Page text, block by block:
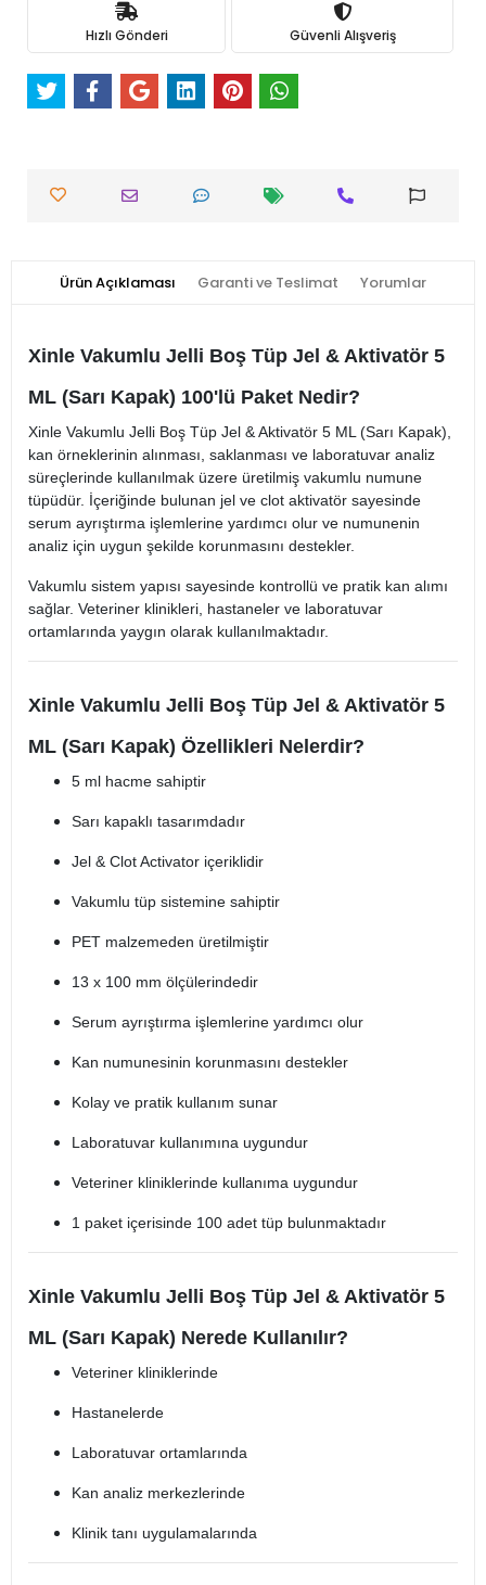
Hızlı Gönderi Güvenli Alışveriş
Ürün Açıklaması Garanti ve Teslimat Yorumlar
Xinle Vakumlu Jelli Boş Tüp Jel & Aktivatör 5
ML (Sarı Kapak) 100'lü Paket Nedir?
Xinle Vakumlu Jelli Boş Tüp Jel & Aktivatör 5 ML (Sarı Kapak),
kan örneklerinin alınması, saklanması ve laboratuvar analiz
süreçlerinde kullanılmak üzere üretilmiş vakumlu numune
tüpüdür. İçeriğinde bulunan jel ve clot aktivatör sayesinde
serum ayrıştırma işlemlerine yardımcı olur ve numunenin
analiz için uygun şekilde korunmasını destekler.
Vakumlu sistem yapısı sayesinde kontrollü ve pratik kan alımı
sağlar. Veteriner klinikleri, hastaneler ve laboratuvar
ortamlarında yaygın olarak kullanılmaktadır.
Xinle Vakumlu Jelli Boş Tüp Jel & Aktivatör 5
ML (Sarı Kapak) Özellikleri Nelerdir?
5 ml hacme sahiptir
Sarı kapaklı tasarımdadır
Jel & Clot Activator içeriklidir
Vakumlu tüp sistemine sahiptir
PET malzemeden üretilmiştir
13 x 100 mm ölçülerindedir
Serum ayrıştırma işlemlerine yardımcı olur
Kan numunesinin korunmasını destekler
Kolay ve pratik kullanım sunar
Laboratuvar kullanımına uygundur
Veteriner kliniklerinde kullanıma uygundur
1 paket içerisinde 100 adet tüp bulunmaktadır
Xinle Vakumlu Jelli Boş Tüp Jel & Aktivatör 5
ML (Sarı Kapak) Nerede Kullanılır?
Veteriner kliniklerinde
Hastanelerde
Laboratuvar ortamlarında
Kan analiz merkezlerinde
Klinik tanı uygulamalarında